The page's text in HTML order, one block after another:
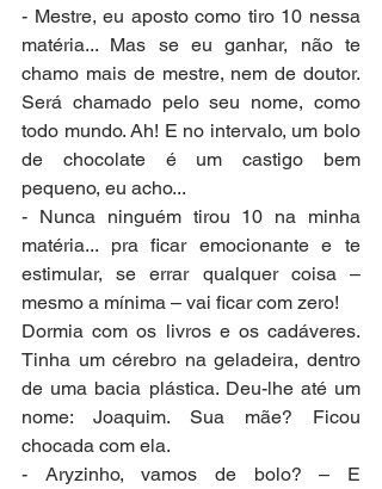
- Mestre, eu aposto como tiro 10 nessa
matéria... Mas se eu ganhar, não te
chamo mais de mestre, nem de doutor.
Será chamado pelo seu nome, como
todo mundo. Ah! E no intervalo, um bolo
de chocolate é um castigo bem
pequeno, eu acho...
- Nunca ninguém tirou 10 na minha
matéria... pra ficar emocionante e te
estimular, se errar qualquer coisa –
mesmo a mínima – vai ficar com zero!
Dormia com os livros e os cadáveres.
Tinha um cérebro na geladeira, dentro
de uma bacia plástica. Deu-lhe até um
nome: Joaquim. Sua mãe? Ficou
chocada com ela.
- Aryzinho, vamos de bolo? – E